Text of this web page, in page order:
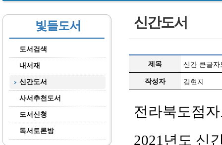
빛들도서
도서검색
내서재
신간도서
사서추천도서
도서신청
독서토론방
신간도서
제목 신간 큰글
작성자 김현지
전라북도점
2021 년도 신